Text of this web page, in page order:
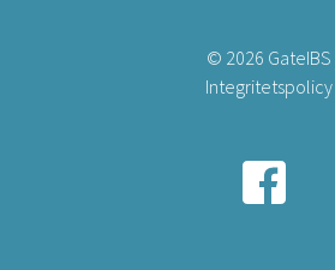
© 2026 GateIBS
Integritetspolicy